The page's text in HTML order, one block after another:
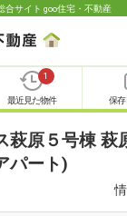
合サイト goo住宅・不動産
1
最近見た物件 保存
萩原５号棟 萩
パート)